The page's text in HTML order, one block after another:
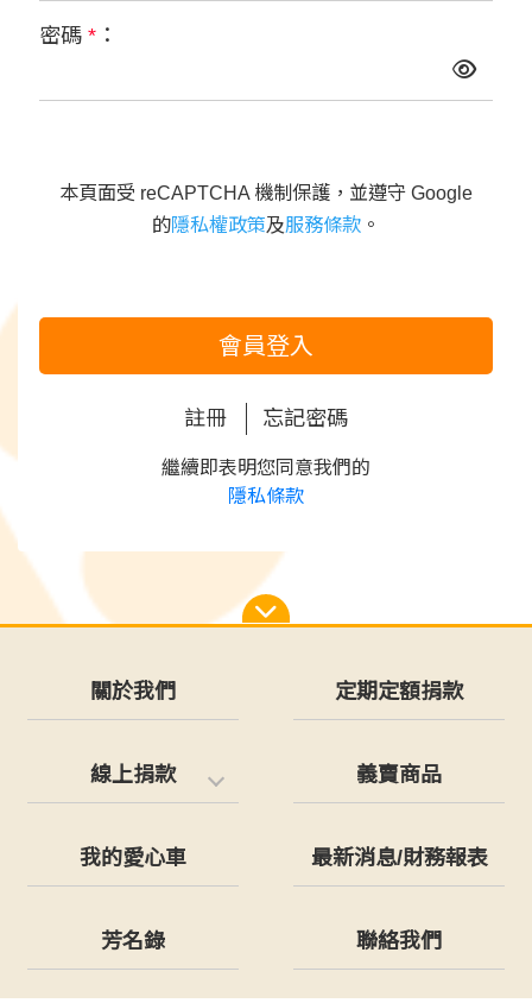
密碼 * ：
本頁面受 reCAPTCHA 機制保護，並遵守 Google
的隱私權政策及服務條款 。
會員登入
註冊 忘記密碼
繼續即表明您同意我們的
隱私條款
關於我們 定期定額捐款
線上捐款 義賣商品
我的愛心車 最新消息/財務報表
芳名錄 聯絡我們